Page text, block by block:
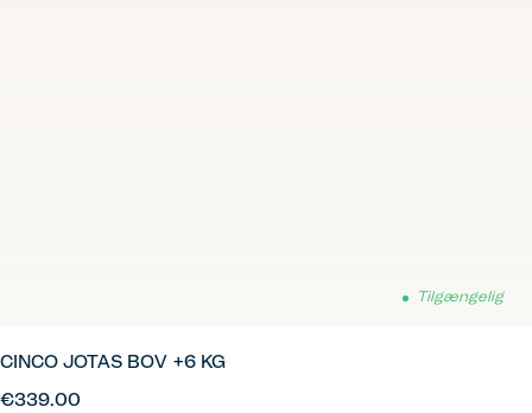
Tilgængelig
CINCO JOTAS BOV +6 KG
€339.00